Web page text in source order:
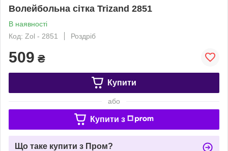
Волейбольна сітка Trizand 2851
В наявності
Код: Zol - 2851
Роздріб
509 ₴
Купити
або
Купити з
Що таке купити з Пром?